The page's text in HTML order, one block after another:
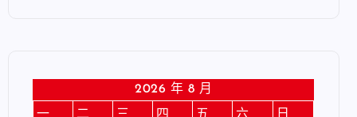
2026 年 8 月